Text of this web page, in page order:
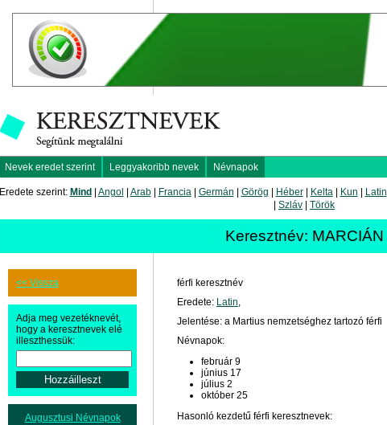
Nevek eredet szerint Leggyakoribb nevek Névnapok
Eredete szerint: Mind Angol Arab| Francia| Germán Görög Héber| Kelta| Kun Latin
Szláv Török
Keresztnév: MARCIÁN
<< Vissza
Adja meg vezetéknevét,
hogy a keresztnevek elé
illeszthessük:
Augusztusi Névnapok
férfi keresztnév
Eredete: Latin,
Jelentése: a Martius nemzetséghez tartozó férfi
Névnapok:
február 9
június 17
július 2
október 25
Hasonló kezdetű férfi keresztnevek: